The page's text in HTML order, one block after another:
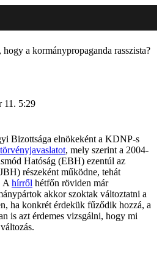
a kormánypropaganda rasszista?
11. 5:29
Bizottsága elnökeként a KDNP-s
törvényjavaslatot, mely szerint a 2004-
Hatóság (EBH) ezentúl az
részeként működne, tehát
A hírről hétfőn röviden már
akkor szoktak változtatni a
ha konkrét érdekük fűződik hozzá, a
is azt érdemes vizsgálni, hogy mi